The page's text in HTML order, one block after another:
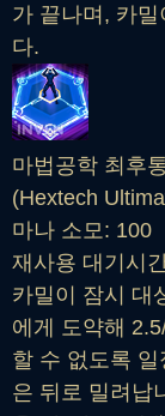
가 끝나며, 카
다.
마법공학 최후
(Hextech
마나 소모: 100
재사용 대기시
카밀이 잠시 대
에게 도약해
할 수 없도록
은 뒤로 밀려납